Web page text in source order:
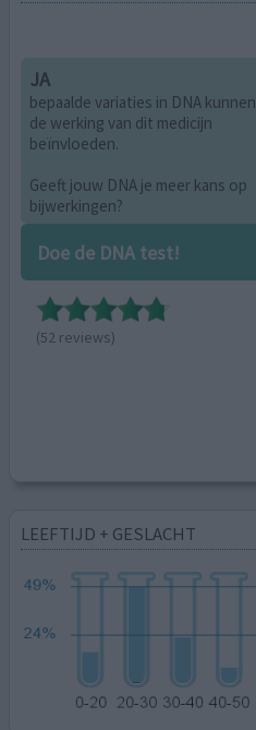
JA
bepaalde variaties in DNA kunnen
de werking van dit medicijn
beïnvloeden.
Geeft jouw DNA je meer kans op
bijwerkingen?
Doe de DNA test!
(52 reviews)
LEEFTIJD + GESLACHT